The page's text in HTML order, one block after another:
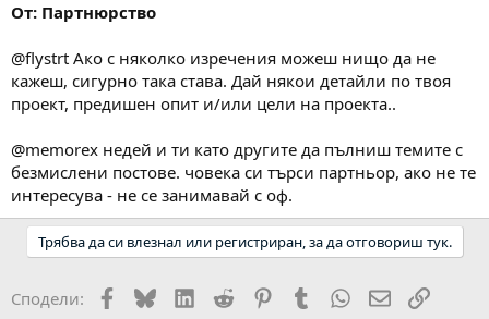
От: Партнюрство
@flystrt Ако с няколко изречения можеш нищо да не
кажеш, сигурно така става. Дай някои детайли по твоя
проект, предишен опит и/или цели на проекта..
@memorex недей и ти като другите да пълниш темите с
безмислени постове. човека си търси партньор, ако не те
интересува - не се занимавай с оф.
Трябва да си влезнал или регистриран, за да отговориш тук.
Сподели: Facebook
BlueskyLinkedIn
Reddit PinterestTumblr WhatsApp
EmailLink